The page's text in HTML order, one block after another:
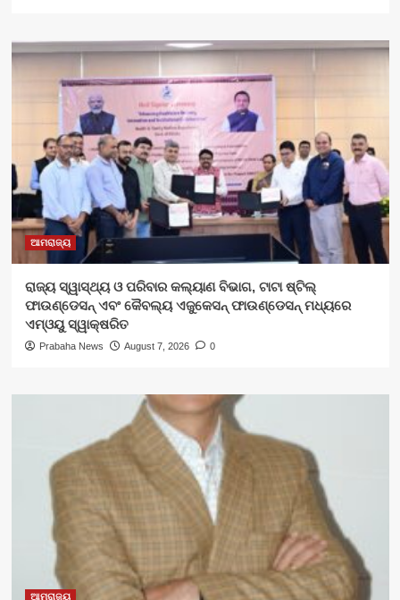
ଆମରାଜ୍ୟ
ରାଜ୍ୟ ସ୍ୱାସ୍ଥ୍ୟ ଓ ପରିବାର କଲ୍ୟାଣ ବିଭାଗ, ଟାଟା ଷ୍ଟିଲ୍
ଫାଉଣ୍ଡେସନ୍ ଏବଂ କୈବଲ୍ୟ ଏଜୁକେସନ୍ ଫାଉଣ୍ଡେସନ୍ ମଧ୍ୟରେ
ଏମ୍‌ଓୟୁ ସ୍ୱାକ୍ଷରିତ
Prabaha News August 7, 2026 0
ଆମରାଜ୍ୟ